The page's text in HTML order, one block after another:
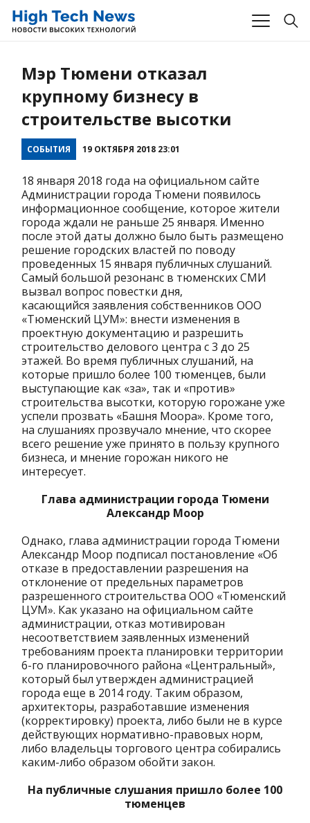
Мэр Тюмени отказал
крупному бизнесу в
строительстве высотки
СОБЫТИЯ 19 ОКТЯБРЯ 2018 23:01
18 января 2018 года на официальном сайте
Администрации города Тюмени появилось
информационное сообщение, которое жители
города ждали не раньше 25 января. Именно
после этой даты должно было быть размещено
решение городских властей по поводу
проведенных 15 января публичных слушаний.
Самый большой резонанс в тюменских СМИ
вызвал вопрос повестки дня,
касающийся заявления собственников ООО
«Тюменский ЦУМ»: внести изменения в
проектную документацию и разрешить
строительство делового центра с 3 до 25
этажей. Во время публичных слушаний, на
которые пришло более 100 тюменцев, были
выступающие как «за», так и «против»
строительства высотки, которую горожане уже
успели прозвать «Башня Моора». Кроме того,
на слушаниях прозвучало мнение, что скорее
всего решение уже принято в пользу крупного
бизнеса, и мнение горожан никого не
интересует.
Глава администрации города Тюмени
Александр Моор
Однако, глава администрации города Тюмени
Александр Моор подписал постановление «Об
отказе в предоставлении разрешения на
отклонение от предельных параметров
разрешенного строительства ООО «Тюменский
ЦУМ». Как указано на официальном сайте
администрации, отказ мотивирован
несоответствием заявленных изменений
требованиям проекта планировки территории
6-го планировочного района «Центральный»,
который был утвержден администрацией
города еще в 2014 году. Таким образом,
архитекторы, разработавшие изменения
(корректировку) проекта, либо были не в курсе
действующих нормативно-правовых норм,
либо владельцы торгового центра собирались
каким-либо образом обойти закон.
На публичные слушания пришло более 100
тюменцев